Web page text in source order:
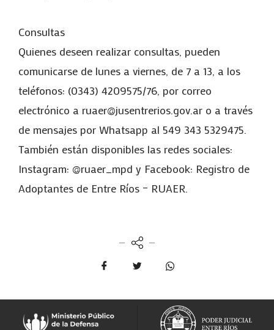
Consultas
Quienes deseen realizar consultas, pueden
comunicarse de lunes a viernes, de 7 a 13, a los
teléfonos: (0343) 4209575/76, por correo
electrónico a ruaer@jusentrerios.gov.ar o a través
de mensajes por Whatsapp al 549 343 5329475.
También están disponibles las redes sociales:
Instagram: @ruaer_mpd y Facebook: Registro de
Adoptantes de Entre Ríos – RUAER.